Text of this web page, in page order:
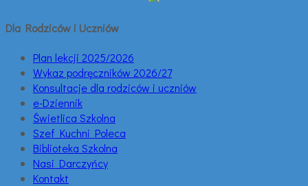
Dla Rodziców i Uczniów
Plan lekcji 2025/2026
Wykaz podręczników 2026/27
Konsultacje dla rodziców i uczniów
e-Dziennik
Świetlica Szkolna
Szef Kuchni Poleca
Biblioteka Szkolna
Nasi Darczyńcy
Kontakt